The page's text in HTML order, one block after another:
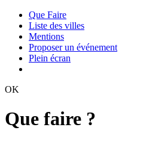
Que Faire
Liste des villes
Mentions
Proposer un événement
Plein écran
OK
Que faire ?